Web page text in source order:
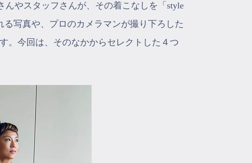
んやスタッフさんが、その着こなしを「style
写真や、プロのカメラマンが撮り下ろした
。今回は、そのなかからセレクトした４つ